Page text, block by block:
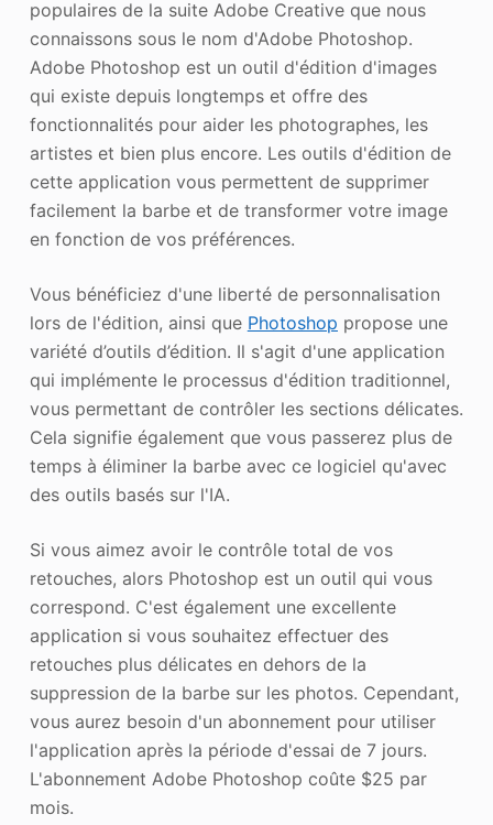
populaires de la suite Adobe Creative que nous
connaissons sous le nom d'Adobe Photoshop.
Adobe Photoshop est un outil d'édition d'images
qui existe depuis longtemps et offre des
fonctionnalités pour aider les photographes, les
artistes et bien plus encore. Les outils d'édition de
cette application vous permettent de supprimer
facilement la barbe et de transformer votre image
en fonction de vos préférences.
Vous bénéficiez d'une liberté de personnalisation
lors de l'édition, ainsi que Photoshop propose une
variété d’outils d’édition. Il s'agit d'une application
qui implémente le processus d'édition traditionnel,
vous permettant de contrôler les sections délicates.
Cela signifie également que vous passerez plus de
temps à éliminer la barbe avec ce logiciel qu'avec
des outils basés sur l'IA.
Si vous aimez avoir le contrôle total de vos
retouches, alors Photoshop est un outil qui vous
correspond. C'est également une excellente
application si vous souhaitez effectuer des
retouches plus délicates en dehors de la
suppression de la barbe sur les photos. Cependant,
vous aurez besoin d'un abonnement pour utiliser
l'application après la période d'essai de 7 jours.
L'abonnement Adobe Photoshop coûte $25 par
mois.